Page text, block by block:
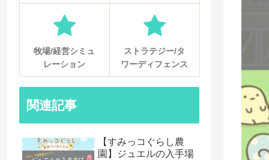
牧場/経営シミュ
レーション
ストラテジー/タ
ワーディフェンス
関連記事
【すみっコぐらし農
園】ジュエルの入手場